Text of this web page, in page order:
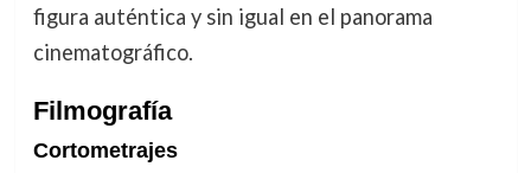
figura auténtica y sin igual en el panorama
cinematográfico.
Filmografía
Cortometrajes